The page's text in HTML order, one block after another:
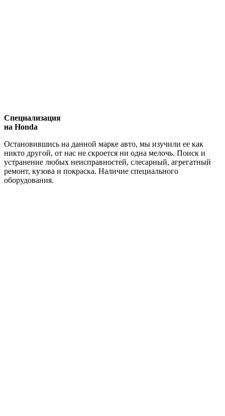
Специализация
на Honda
Остановившись на данной марке авто, мы изучили ее как
никто другой, от нас не скроется ни одна мелочь. Поиск и
устранение любых неисправностей, слесарный, агрегатный
ремонт, кузова и покраска. Наличие специального
оборудования.